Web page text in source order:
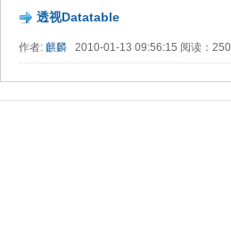
透视Datatable
作者: 麒麟 2010-01-13 09:56:15 阅读：